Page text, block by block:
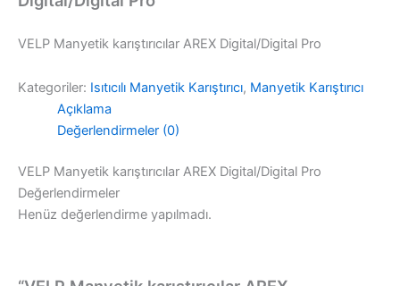
VELP Manyetik karıştırıcılar AREX Digital/Digital Pro
Kategoriler: Isıtıcılı Manyetik Karıştırıcı, Manyetik Karıştırıcı
Açıklama
Değerlendirmeler (0)
VELP Manyetik karıştırıcılar AREX Digital/Digital Pro
Değerlendirmeler
Henüz değerlendirme yapılmadı.